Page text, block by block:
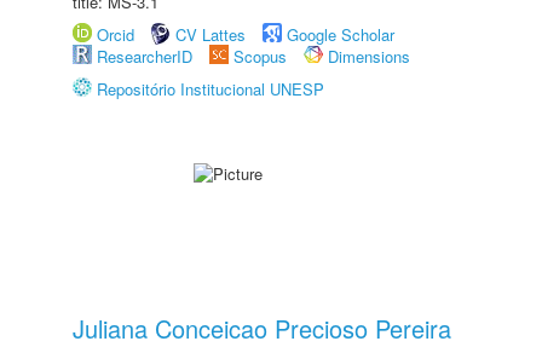
Orcid
CV Lattes
Google Scholar
ResearcherID
Scopus
Dimensions
Repositório Institucional UNESP
Juliana Conceicao Precioso Pereira